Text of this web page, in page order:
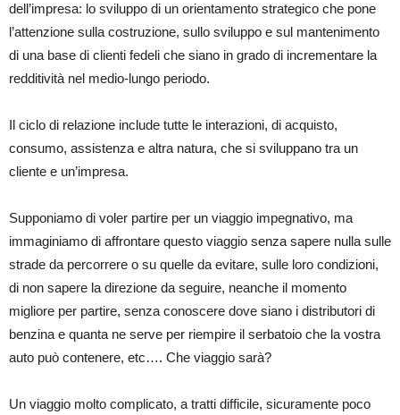
dell’impresa: lo sviluppo di un orientamento strategico che pone
l’attenzione sulla costruzione, sullo sviluppo e sul mantenimento
di una base di clienti fedeli che siano in grado di incrementare la
redditività nel medio-lungo periodo.
Il ciclo di relazione include tutte le interazioni, di acquisto,
consumo, assistenza e altra natura, che si sviluppano tra un
cliente e un’impresa.
Supponiamo di voler partire per un viaggio impegnativo, ma
immaginiamo di affrontare questo viaggio senza sapere nulla sulle
strade da percorrere o su quelle da evitare, sulle loro condizioni,
di non sapere la direzione da seguire, neanche il momento
migliore per partire, senza conoscere dove siano i distributori di
benzina e quanta ne serve per riempire il serbatoio che la vostra
auto può contenere, etc…. Che viaggio sarà?
Un viaggio molto complicato, a tratti difficile, sicuramente poco